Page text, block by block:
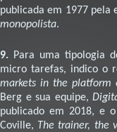
publicada em 1977 pela
monopolista.
9. Para uma tipologia
micro tarefas, indico o
markets in the platform
Berg e sua equipe,
publicado em 2018, e
Coville, The trainer, the